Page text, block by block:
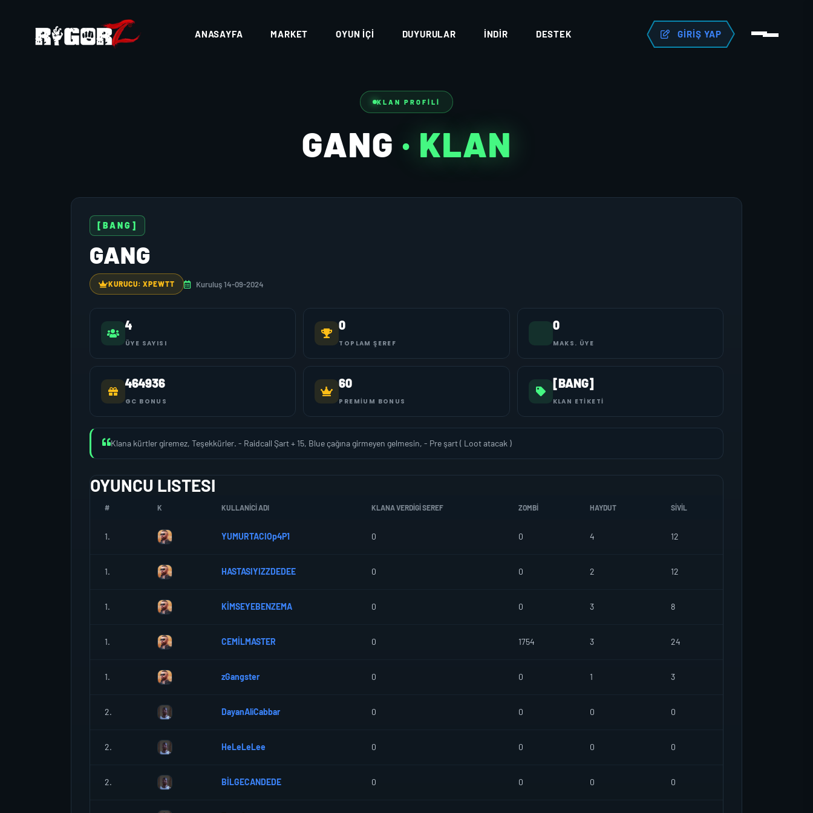
ANASAYFA MARKET OYUN İÇI DUYURULAR İNDIR DESTEK GIRIŞ YAP
KLAN PROFILI
GANG · KLAN
[BANG]
GANG
KURUCU: XPEWTT Kuruluş 14-09-2024
4
ÜYE SAYISI
0
TOPLAM ŞEREF
0
MAKS. ÜYE
464936
GC BONUS
60
PREMIUM BONUS
[BANG]
KLAN ETIKETI
Klana kürtler giremez, Teşekkürler. - Raidcall Şart + 15, Blue çağına girmeyen gelmesin, - Pre şart ( Loot atacak )
OYUNCU LISTESI
# K KULLANICI ADI KLANA VERDIGI SEREF ZOMBI HAYDUT SIVIL
1. YUMURTACIOp4P1 0 0 4 12
1. HASTASIYIZZDEDEE 0 0 2 12
1. KİMSEYEBENZEMA 0 0 3 8
1. CEMİLMASTER 0 1754 3 24
1. zGangster 0 0 1 3
2. DayanAliCabbar 0 0 0 0
2. HeLeLeLee 0 0 0 0
2. BİLGECANDEDE 0 0 0 0